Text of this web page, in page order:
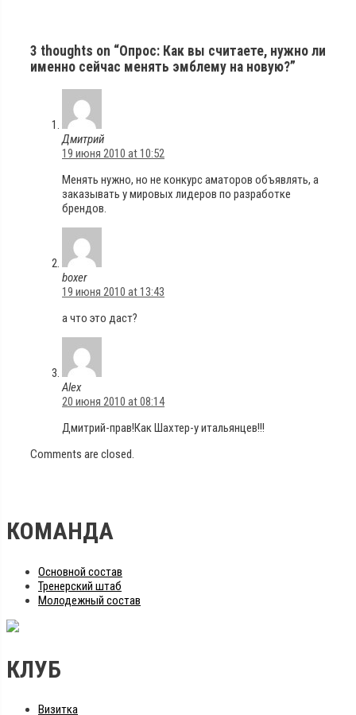
3 thoughts on “Опрос: Как вы считаете, нужно ли
именно сейчас менять эмблему на новую?”
Дмитрий
19 июня 2010 at 10:52
Менять нужно, но не конкурс аматоров объявлять, а
заказывать у мировых лидеров по разработке
брендов.
boxer
19 июня 2010 at 13:43
а что это даст?
Alex
20 июня 2010 at 08:14
Дмитрий-прав!Как Шахтер-у итальянцев!!!
Comments are closed.
КОМАНДА
Основной состав
Тренерский штаб
Молодежный состав
КЛУБ
Визитка